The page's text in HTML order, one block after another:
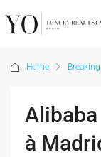
Home
à